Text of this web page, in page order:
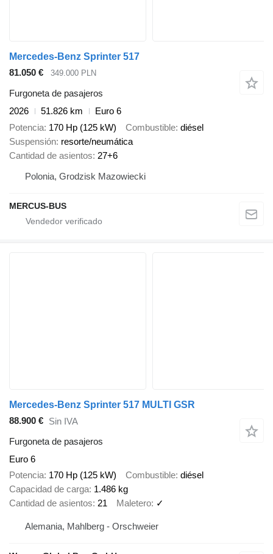
Mercedes-Benz Sprinter 517
81.050 €
349.000 PLN
Furgoneta de pasajeros
2026
51.826 km
Euro 6
Potencia 170 Hp (125 kW) Combustible diésel
Suspensión resorte/neumática
Cantidad de asientos 27+6
Polonia, Grodzisk Mazowiecki
MERCUS-BUS
Mercedes-Benz Sprinter 517 MULTI GSR
88.900 € Sin IVA
Furgoneta de pasajeros
Euro 6
Potencia 170 Hp (125 kW) Combustible diésel
Capacidad de carga 1.486 kg
Cantidad de asientos 21 Maletero ✓
Alemania, Mahlberg - Orschweier